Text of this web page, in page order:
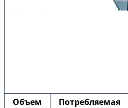
Объем
Потребляемая